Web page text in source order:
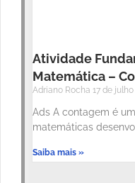
Atividade
Matemática –
Adriano Rocha 17 de
Ads A contagem é
matemáticas
Saiba mais »